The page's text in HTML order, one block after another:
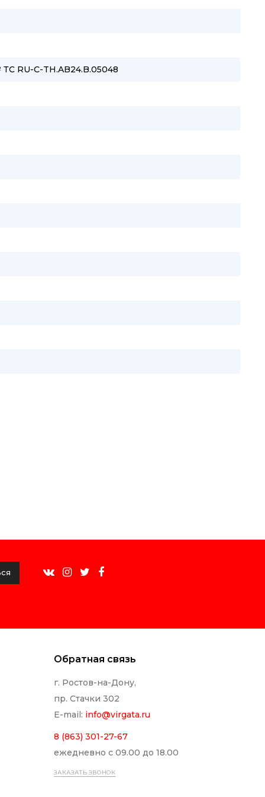
RU-C-TH.AB24.B.05048
Обратная связь
г. Ростов-на-Дону,
пр. Стачки 302
E-mail: info@virgata.ru
8 (863) 301-27-67
ежедневно с 09.00 до 18.00
ЗАКАЗАТЬ ЗВОНОК